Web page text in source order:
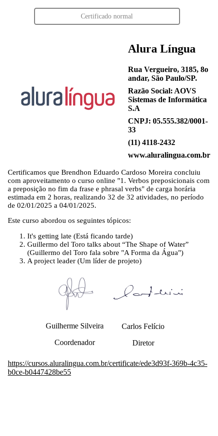
Certificado normal
Alura Língua
Rua Vergueiro, 3185, 8o
andar, São Paulo/SP.
Razão Social: AOVS
Sistemas de Informática
S.A
CNPJ: 05.555.382/0001-
33
(11) 4118-2432
www.aluralingua.com.br
Certificamos que Brendhon Eduardo Cardoso Moreira concluiu
com aproveitamento o curso online "1. Verbos preposicionais com
a preposição no fim da frase e phrasal verbs" de carga horária
estimada em 2 horas, realizando 32 de 32 atividades, no período
de 02/01/2025 a 04/01/2025.
Este curso abordou os seguintes tópicos:
It's getting late (Está ficando tarde)
Guillermo del Toro talks about “The Shape of Water”
(Guillermo del Toro fala sobre "A Forma da Água")
A project leader (Um líder de projeto)
Guilherme Silveira
Coordenador
Carlos Felício
Diretor
https://cursos.aluralingua.com.br/certificate/ede3d93f-369b-4c35-
b0ce-b0447428be55